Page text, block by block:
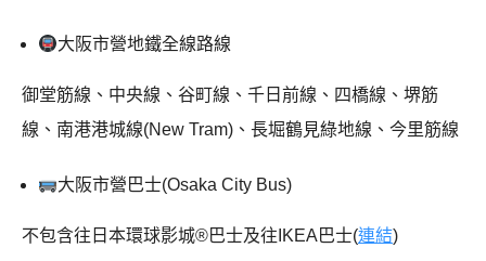
大阪市營地鐵全線路線
御堂筋線、中央線、谷町線、千日前線、四橋線、堺筋
線、南港港城線(New Tram)、長堀鶴見綠地線、今里筋線
大阪市營巴士(Osaka City Bus)
不包含往日本環球影城®巴士及往IKEA巴士(連結)